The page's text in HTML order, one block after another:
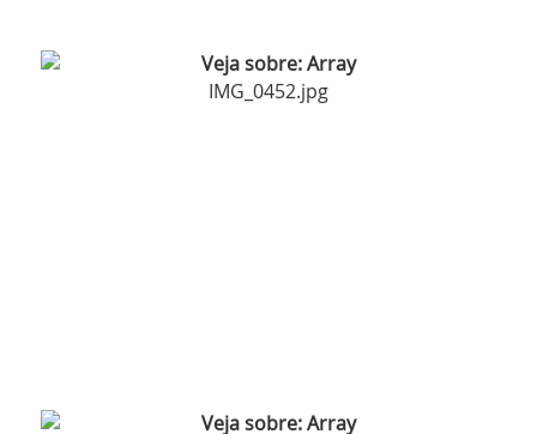
IMG_0452.jpg